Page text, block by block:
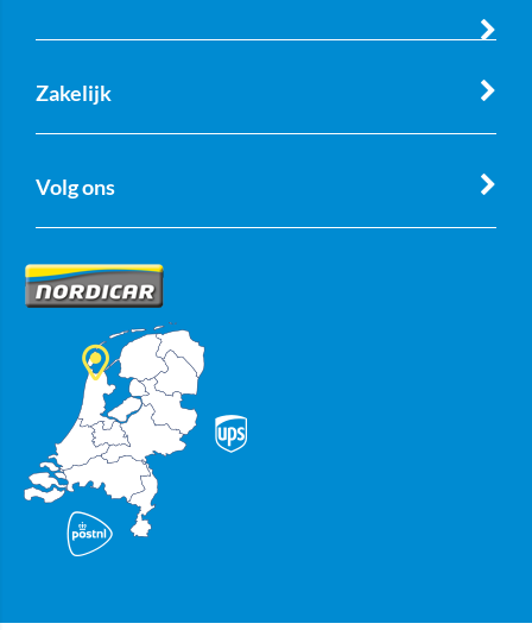
Zakelijk
Volg ons